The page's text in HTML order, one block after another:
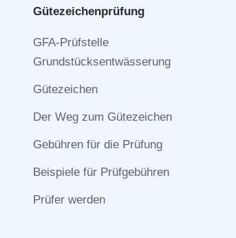
Gütezeichen­prüfung
Navigation
überspringen
GFA-Prüfstelle
Grundstücksentwässerung
Gütezeichen
Der Weg zum Gütezeichen
Gebühren für die Prüfung
Beispiele für Prüfgebühren
Prüfer werden